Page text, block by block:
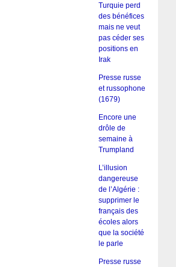
Turquie perd
des bénéfices
mais ne veut
pas céder ses
positions en
Irak
Presse russe
et russophone
(1679)
Encore une
drôle de
semaine à
Trumpland
L’illusion
dangereuse
de l’Algérie :
supprimer le
français des
écoles alors
que la société
le parle
Presse russe